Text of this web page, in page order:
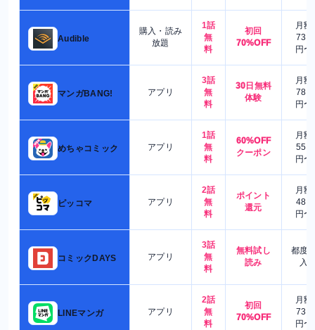
Audible
購入・読み
放題
1話
無
料
初回
70%OFF
月額
730
円〜
マンガBANG! アプリ
3話
無
料
30日無料
体験
月額
780
円〜
めちゃコミック アプリ
1話
無
料
60%OFF
クーポン
月額
550
円〜
ピッコマ アプリ
2話
無
料
ポイント
還元
月額
480
円〜
コミックDAYS アプリ
3話
無
料
無料試し
読み
都度
入
LINEマンガ アプリ
2話
無
料
初回
70%OFF
月額
730
円〜